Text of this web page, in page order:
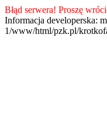
Błąd serwera! Proszę
Informacja developerska:
1/www/html/pzk.pl/